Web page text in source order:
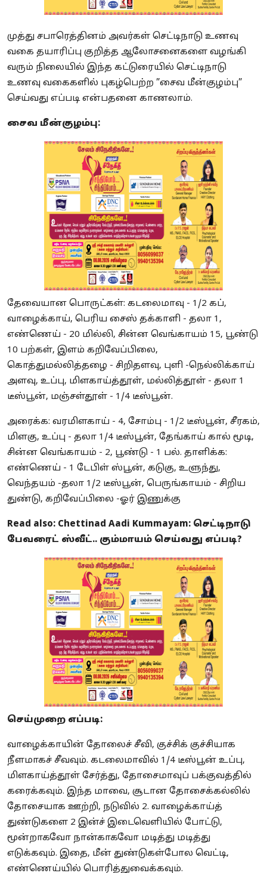
முத்து சபாரெத்தினம் அவர்கள் செட்டிநாடு உணவு
வகை தயாரிப்பு குறித்த ஆலோசனைகளை வழங்கி
வரும் நிலையில் இந்த கட்டுரையில் செட்டிநாடு
உணவு வகைகளில் புகழ்பெற்ற ”சைவ மீன்குழம்பு”
செய்வது எப்படி என்பதனை காணலாம்.
சைவ மீன்குழம்பு:
தேவையான பொருட்கள்: கடலைமாவு - 1/2 கப்,
வாழைக்காய், பெரிய சைஸ் தக்காளி - தலா 1,
எண்ணெய் - 20 மில்லி, சின்ன வெங்காயம் 15, பூண்டு
10 பற்கள், இளம் கறிவேப்பிலை,
கொத்துமல்லித்தழை - சிறிதளவு, புளி -நெல்லிக்காய்
அளவு, உப்பு, மிளகாய்த்தூள், மல்லித்தூள் - தலா 1
டீஸ்பூன், மஞ்சள்தூள் - 1/4 டீஸ்பூன்.
அரைக்க: வரமிளகாய் - 4, சோம்பு - 1/2 டீஸ்பூன், சீரகம்,
மிளகு, உப்பு - தலா 1/4 டீஸ்பூன், தேங்காய் கால் மூடி,
சின்ன வெங்காயம் - 2, பூண்டு - 1 பல். தாளிக்க:
எண்ணெய் - 1 டேபிள் ஸ்பூன், கடுகு, உளுந்து,
வெந்தயம் -தலா 1/2 டீஸ்பூன், பெருங்காயம் - சிறிய
துண்டு, கறிவேப்பிலை -ஓர் இணுக்கு
Read also: Chettinad Aadi Kummayam: செட்டிநாடு
பேவரைட் ஸ்வீட்.. கும்மாயம் செய்வது எப்படி?
செய்முறை எப்படி:
வாழைக்காயின் தோலைச் சீவி, குச்சிக் குச்சியாக
நீளமாகச் சீவவும். கடலைமாவில் 1/4 டீஸ்பூன் உப்பு,
மிளகாய்த்தூள் சேர்த்து, தோசைமாவுப் பக்குவத்தில்
கரைக்கவும். இந்த மாவை, சூடான தோசைக்கல்லில்
தோசையாக ஊற்றி, நடுவில் 2. வாழைக்காய்த்
துண்டுகளை 2 இன்ச் இடைவெளியில் போட்டு,
மூன்றாகவோ நான்காகவோ மடித்து மடித்து
எடுக்கவும். இதை, மீன் துண்டுகள்போல வெட்டி,
எண்ணெய்யில் பொரித்துவைக்கவும்.